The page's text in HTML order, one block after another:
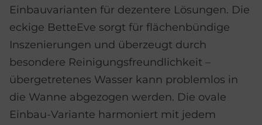
Einbauvarianten für dezentere Lösungen. Die
eckige BetteEve sorgt für flächenbündige
Inszenierungen und überzeugt durch
besondere Reinigungsfreundlichkeit –
übergetretenes Wasser kann problemlos in
die Wanne abgezogen werden. Die ovale
Einbau-Variante harmoniert mit jedem